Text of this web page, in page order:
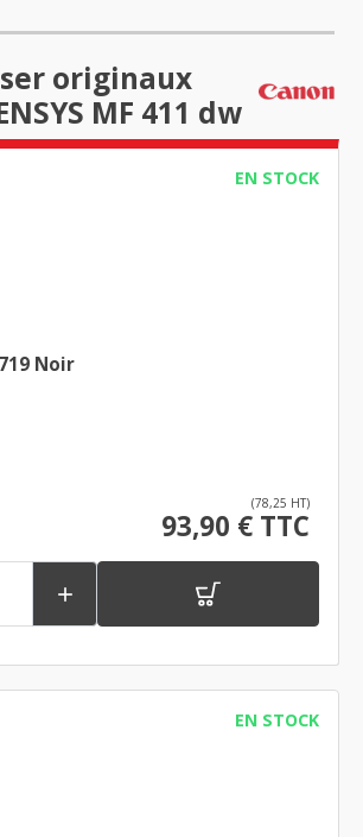
originaux
MF 411 dw
EN STOCK
Noir
(78,25 HT)
93,90 € TTC

EN STOCK